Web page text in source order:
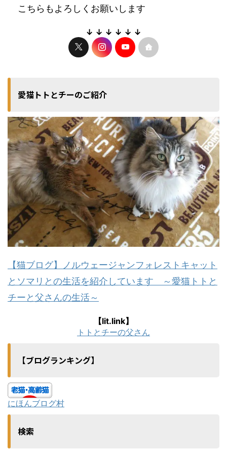
こちらもよろしくお願いします
↓ ↓ ↓ ↓ ↓ ↓
愛猫トトとチーのご紹介
【猫ブログ】ノルウェージャンフォレストキャット
とソマリとの生活を紹介しています ～愛猫トトと
チーと父さんの生活～
【lit.link】
トトとチーの父さん
【ブログランキング】
にほんブログ村
検索